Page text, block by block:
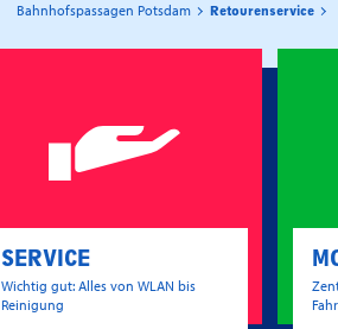
Bahnhofspassagen Potsdam Retourenservice
SERVICE
Wichtig gut: Alles von WLAN bis
Reinigung